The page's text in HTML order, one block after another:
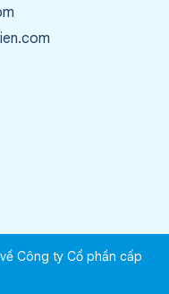
Công ty Cổ phần cấp